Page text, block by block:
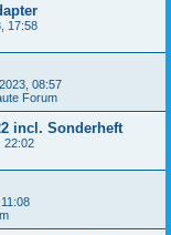
17:58
08:57
Forum
incl. Sonderheft
22:02